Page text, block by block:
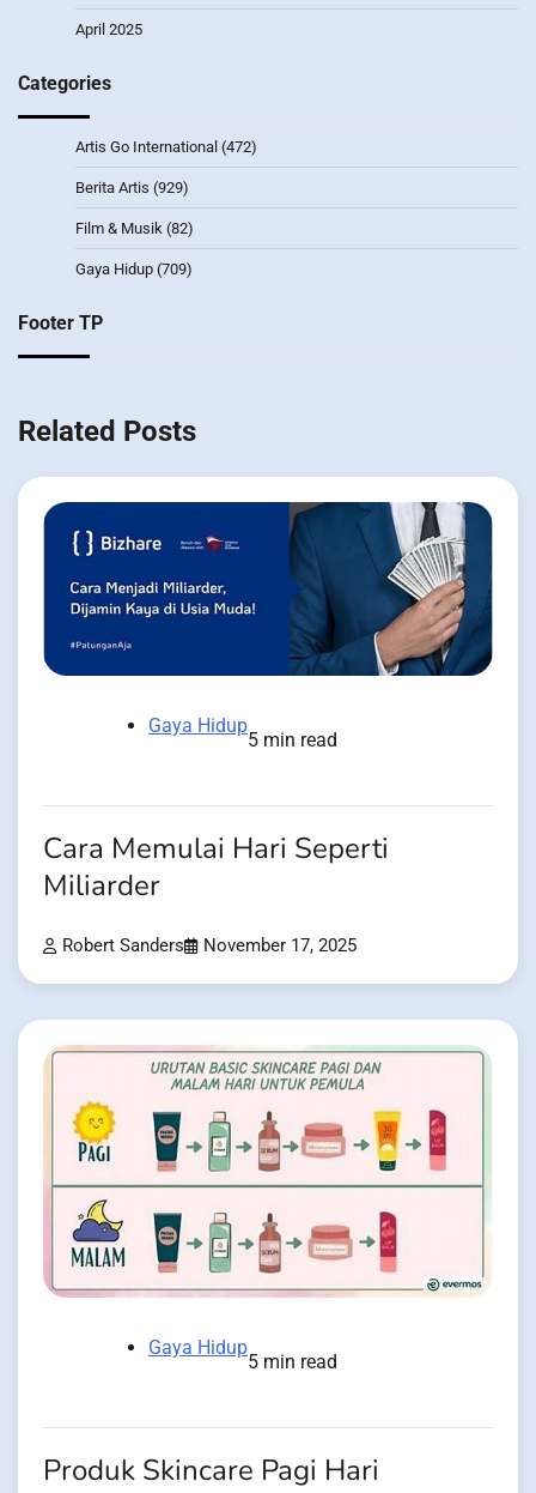
April 2025
Categories
Artis Go International (472)
Berita Artis (929)
Film & Musik (82)
Gaya Hidup (709)
Footer TP
Related Posts
Gaya Hidup
5 min read
Cara Memulai Hari Seperti
Miliarder
Robert Sanders November 17, 2025
Gaya Hidup
5 min read
Produk Skincare Pagi Hari